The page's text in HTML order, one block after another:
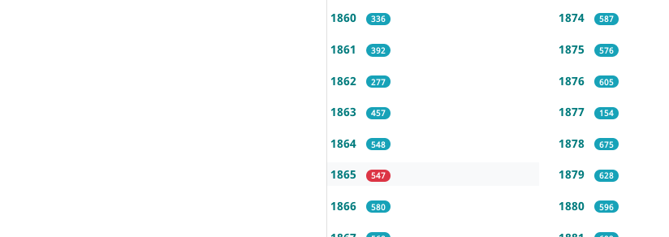
1860 336
1861 392
1862 277
1863 457
1864 548
1865 547
1866 580
1874 587
1875 576
1876 605
1877 154
1878 675
1879 628
1880 596